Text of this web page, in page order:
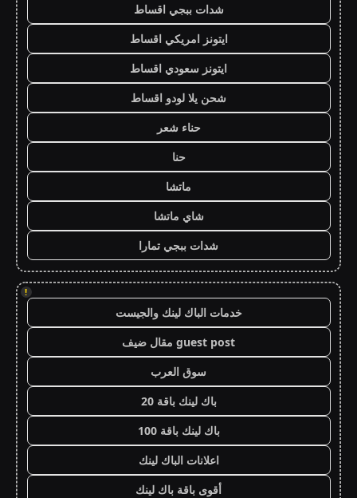
شدات ببجي اقساط
ايتونز امريكي اقساط
ايتونز سعودي اقساط
شحن يلا لودو اقساط
حناء شعر
حنا
ماتشا
شاي ماتشا
شدات ببجي تمارا
!
خدمات الباك لينك والجيست
guest post مقال ضيف
سوق العرب
باك لينك باقة 20
باك لينك باقة 100
اعلانات الباك لينك
أقوى باقة باك لينك